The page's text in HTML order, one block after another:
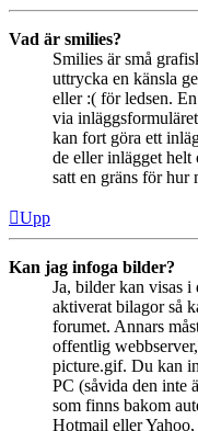
Vad är smilies?
Smilies är små
uttrycka en känsla
eller :( för ledsen.
via
kan fort göra ett
de eller inlägget helt
satt en gräns för hur
Upp
Kan jag infoga bilder?
Ja, bilder kan visas
aktiverat bilagor så
forumet. Annars
offentlig
picture.gif. Du kan
PC (såvida den inte
som finns bakom
Hotmail eller Yahoo,